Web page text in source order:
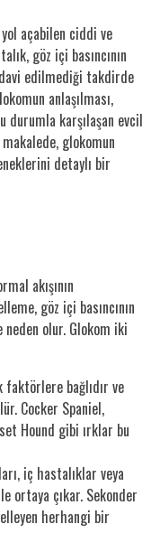
açabilen ciddi ve
göz içi basıncının
edilmediği takdirde
anlaşılması,
karşılaşan evcil
glokomun
detaylı bir
akışının
göz içi basıncının
olur. Glokom iki
bağlıdır ve
Cocker Spaniel,
Hound gibi ırklar bu
iç hastalıklar veya
ortaya çıkar. Sekonder
herhangi bir